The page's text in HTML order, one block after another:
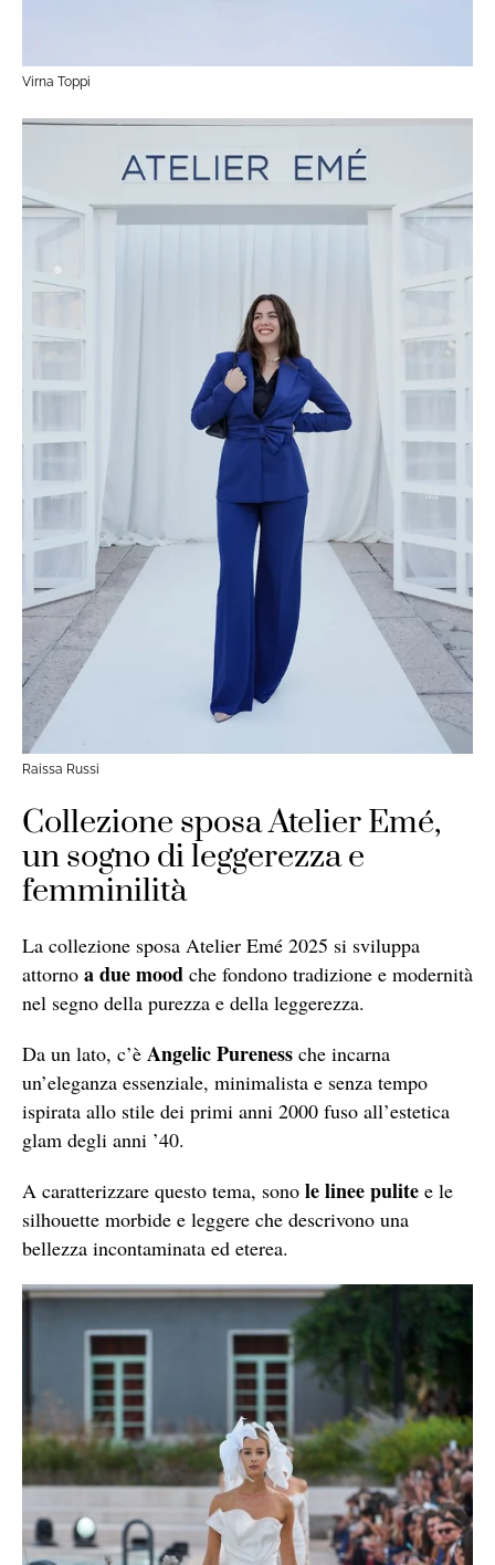
Virna Toppi
Raissa Russi
Collezione sposa Atelier Emé,
un sogno di leggerezza e
femminilità
La collezione sposa Atelier Emé 2025 si sviluppa
attorno a due mood che fondono tradizione e modernità
nel segno della purezza e della leggerezza.
Da un lato, c’è Angelic Pureness che incarna
un’eleganza essenziale, minimalista e senza tempo
ispirata allo stile dei primi anni 2000 fuso all’estetica
glam degli anni ’40.
A caratterizzare questo tema, sono le linee pulite e le
silhouette morbide e leggere che descrivono una
bellezza incontaminata ed eterea.